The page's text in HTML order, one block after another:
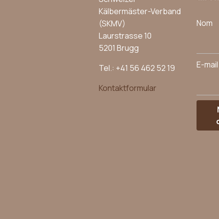
Kälbermäster-Verband
(SKMV)
Laurstrasse 10
5201 Brugg
Tel.: +41 56 462 52 19
Kontaktformular
Nom
E-mail